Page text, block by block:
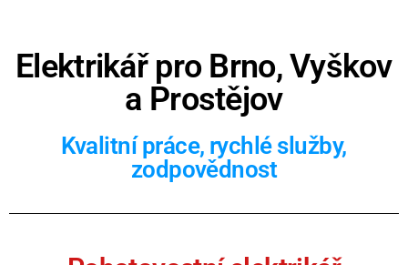
Elektrikář pro Brno, Vyškov
a Prostějov
Kvalitní práce, rychlé služby,
zodpovědnost